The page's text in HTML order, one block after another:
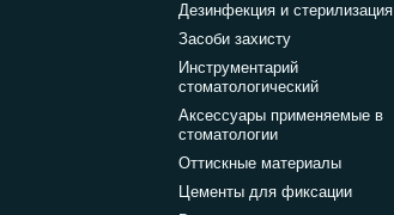
Дезинфекция и стерилизация
Засоби захисту
Инструментарий
стоматологический
Аксессуары применяемые в
стоматологии
Оттискные материалы
Цементы для фиксации